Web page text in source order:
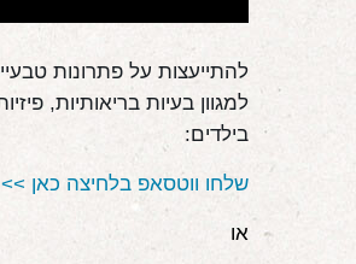
בילדים:
שלחו ווטסאפ בלחיצה כאן >>
או